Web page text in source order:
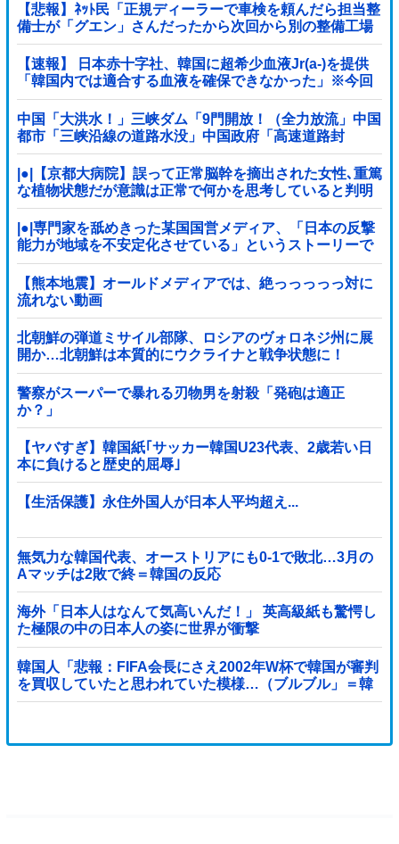
【悲報】ﾈｯﾄ民「正規ディーラーで車検を頼んだら担当整
備士が「グエン」さんだったから次回から別の整備工場
にする！」 ｗｗｗｗｗｗｗｗｗｗｗｗｗｗｗｗ
【速報】 日本赤十字社、韓国に超希少血液Jr(a-)を提供
「韓国内では適合する血液を確保できなかった」※今回
で4回目
中国「大洪水！」三峡ダム「9門開放！（全力放流」中国
都市「三峡沿線の道路水没」中国政府「高速道路封
鎖！」中国ダム「緊急放流に合わせて開門（土砂崩れ発
生」→
|●|【京都大病院】誤って正常脳幹を摘出された女性､重篤
な植物状態だが意識は正常で何かを思考していると判明
|●|専門家を舐めきった某国国営メディア、「日本の反撃
能力が地域を不安定化させている」というストーリーで
番組制作を進めようとするも……
【熊本地震】オールドメディアでは、絶っっっっっ対に
流れない動画
北朝鮮の弾道ミサイル部隊、ロシアのヴォロネジ州に展
開か…北朝鮮は本質的にウクライナと戦争状態に！
警察がスーパーで暴れる刃物男を射殺「発砲は適正
か？」
【ヤバすぎ】韓国紙｢サッカー韓国U23代表、2歳若い日
本に負けると歴史的屈辱｣
【生活保護】永住外国人が日本人平均超え...
無気力な韓国代表、オーストリアにも0-1で敗北…3月の
Aマッチは2敗で終＝韓国の反応
海外「日本人はなんて気高いんだ！」 英高級紙も驚愕し
た極限の中の日本人の姿に世界が衝撃
韓国人「悲報：FIFA会長にさえ2002年W杯で韓国が審判
を買収していたと思われていた模様…（ブルブル」＝韓
国の反応